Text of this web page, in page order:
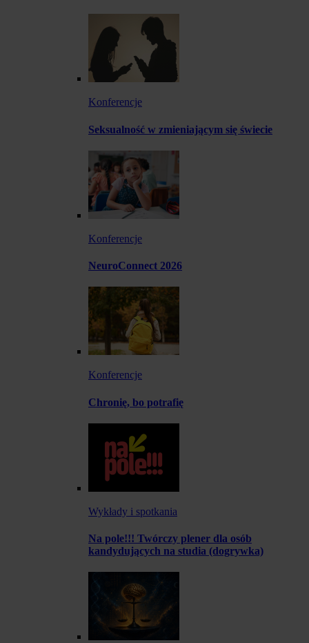
Konferencje
Seksualność w zmieniającym się świecie
Konferencje
NeuroConnect 2026
Konferencje
Chronię, bo potrafię
Wykłady i spotkania
Na pole!!! Twórczy plener dla osób
kandydujących na studia (dogrywka)